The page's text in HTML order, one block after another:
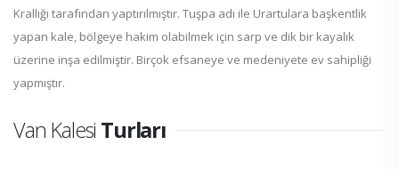
Krallığı tarafından yaptırılmıştır. Tuşpa adı ile Urartulara başkentlik
yapan kale, bölgeye hakim olabilmek için sarp ve dik bir kayalık
üzerine inşa edilmiştir. Birçok efsaneye ve medeniyete ev sahipliği
yapmıştır.
Van Kalesi Turları